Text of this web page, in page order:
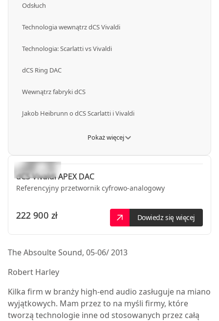
Odsłuch
Technologia wewnątrz dCS Vivaldi
Technologia: Scarlatti vs Vivaldi
dCS Ring DAC
Wewnątrz fabryki dCS
Jakob Heibrunn o dCS Scarlatti i Vivaldi
Pokaż więcej
dCSVivaldi APEX DAC
Referencyjny przetwornik cyfrowo-analogowy
222 900 zł Dowiedz się więcej
The Absoulte Sound, 05-06/ 2013
Robert Harley
Kilka firm w branży high-end audio zasługuje na miano
wyjątkowych. Mam przez to na myśli firmy, które
tworzą technologie inne od stosowanych przez całą